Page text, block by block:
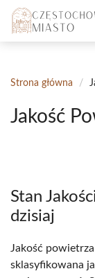
Przejdź
treści
Strona główna /
Jakość
Stan
dzisiaj
Jakość
sklasyfikowana